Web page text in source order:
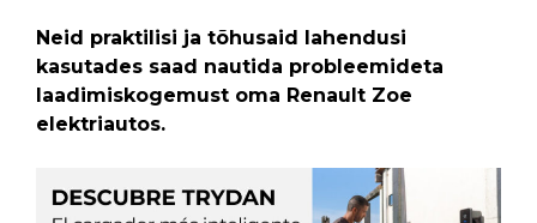
Neid praktilisi ja tõhusaid lahendusi
kasutades saad nautida probleemideta
laadimiskogemust oma Renault Zoe
elektriautos.